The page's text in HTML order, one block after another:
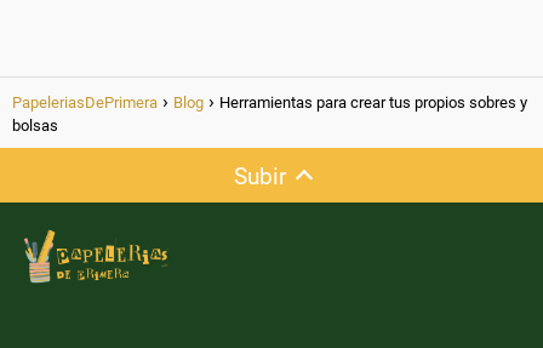
PapeleriasDePrimera Blog
Herramientas para crear tus propios sobres y
bolsas
Subir